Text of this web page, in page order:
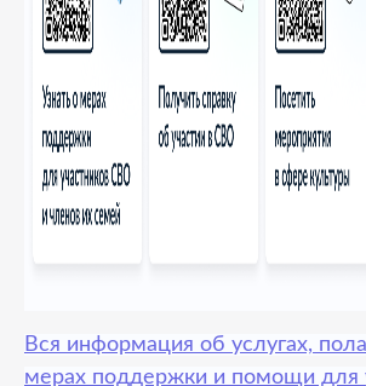
Вся информация об услугах,
мерах поддержки и помощи для